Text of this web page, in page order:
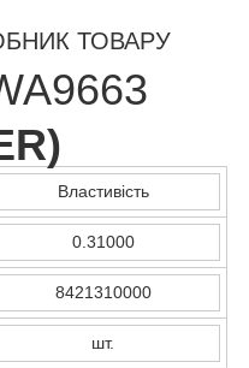
ТОВАРУ
)
Властивість
0.31000
8421310000
шт.